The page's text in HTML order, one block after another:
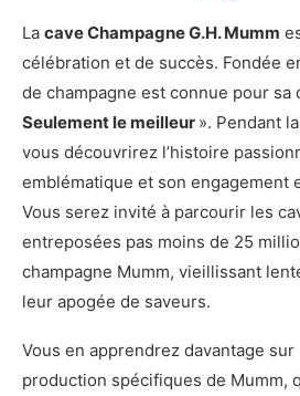
La cave Champagne G.H. Mumm
célébration et de succès. Fondée
de champagne est connue pour sa
Seulement le meilleur ». Pendant
vous découvrirez l’histoire
emblématique et son engagement
Vous serez invité à parcourir les
entreposées pas moins de 25
champagne Mumm, vieillissant
leur apogée de saveurs.
Vous en apprendrez davantage
production spécifiques de Mumm,